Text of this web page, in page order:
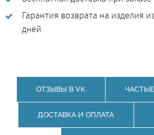
Гарантия возврата на изделия
дней
ОТЗЫВЫ В VK
ДОСТАВКА И ОПЛАТА